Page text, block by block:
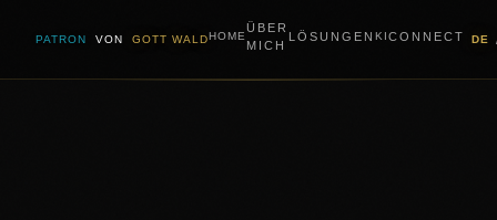
PATRON VON GOTT WALDHOME
ÜBER
MICH
LÖSUNGEN KICONNECT DE